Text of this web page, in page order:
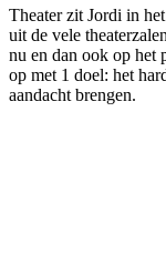
Theater zit Jordi in
uit de vele
nu en dan ook op
op met 1 doel: het
aandacht brengen.